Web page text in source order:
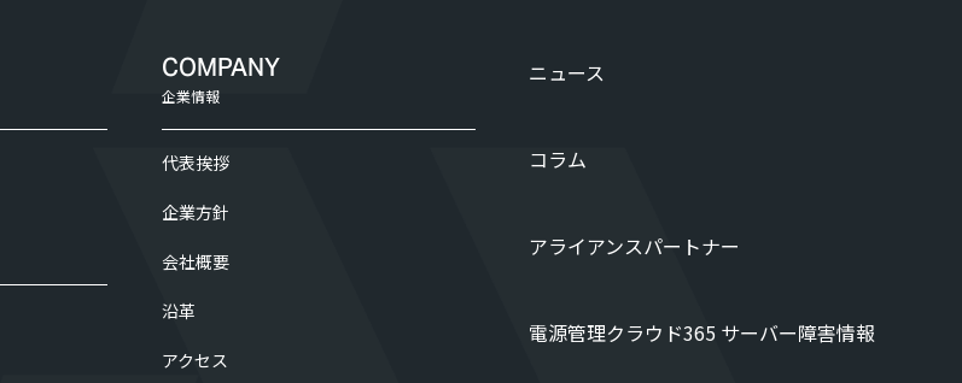
COMPANY
企業情報
代表挨拶
企業方針
会社概要
沿革
アクセス
ニュース
コラム
アライアンスパートナー
電源管理クラウド365 サーバー障害情報